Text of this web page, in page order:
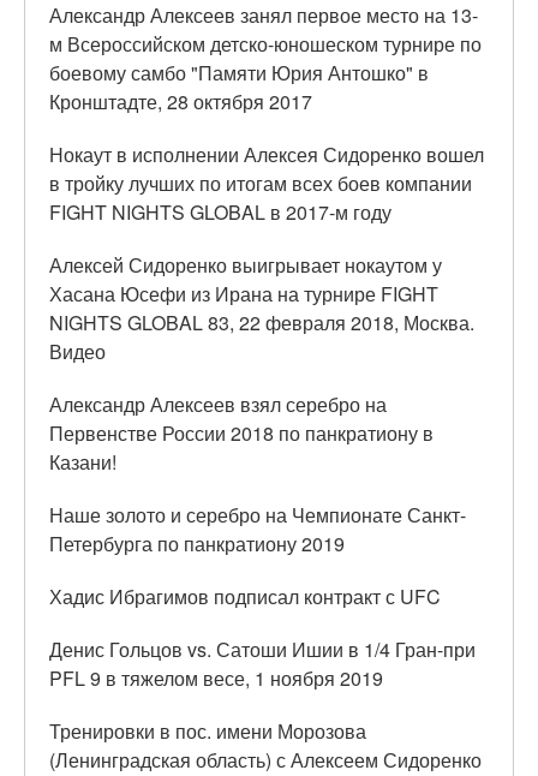
Александр Алексеев занял первое место на 13-
м Всероссийском детско-юношеском турнире по
боевому самбо "Памяти Юрия Антошко" в
Кронштадте, 28 октября 2017
Нокаут в исполнении Алексея Сидоренко вошел
в тройку лучших по итогам всех боев компании
FIGHT NIGHTS GLOBAL в 2017-м году
Алексей Сидоренко выигрывает нокаутом у
Хасана Юсефи из Ирана на турнире FIGHT
NIGHTS GLOBAL 83, 22 февраля 2018, Москва.
Видео
Александр Алексеев взял серебро на
Первенстве России 2018 по панкратиону в
Казани!
Наше золото и серебро на Чемпионате Санкт-
Петербурга по панкратиону 2019
Хадис Ибрагимов подписал контракт с UFC
Денис Гольцов vs. Сатоши Ишии в 1/4 Гран-при
PFL 9 в тяжелом весе, 1 ноября 2019
Тренировки в пос. имени Морозова
(Ленинградская область) с Алексеем Сидоренко